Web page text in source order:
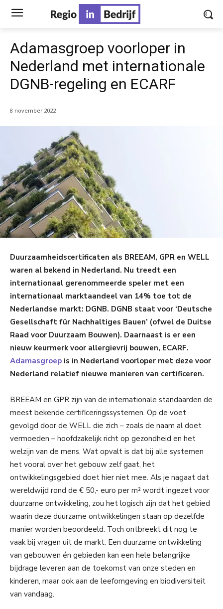
Adamasgroep voorloper in
Nederland met internationale
DGNB-regeling en ECARF
8 november 2022
Duurzaamheidscertificaten als BREEAM, GPR en WELL
waren al bekend in Nederland. Nu treedt een
internationaal gerenommeerde speler met een
internationaal marktaandeel van 14% toe tot de
Nederlandse markt: DGNB. DGNB staat voor ‘Deutsche
Gesellschaft für Nachhaltiges Bauen’ (ofwel de Duitse
Raad voor Duurzaam Bouwen). Daarnaast is er een
nieuw keurmerk voor allergievrij bouwen, ECARF.
Adamasgroep is in Nederland voorloper met deze voor
Nederland relatief nieuwe manieren van certificeren.
BREEAM en GPR zijn van de internationale standaarden de
meest bekende certificeringssystemen. Op de voet
gevolgd door de WELL die zich – zoals de naam al doet
vermoeden – hoofdzakelijk richt op gezondheid en het
welzijn van de mens. Wat opvalt is dat bij alle systemen
het vooral over het gebouw zelf gaat, het
ontwikkelingsgebied doet hier niet mee. Als je nagaat dat
wereldwijd rond de € 50,- euro per m² wordt ingezet voor
duurzame ontwikkeling, zou het logisch zijn dat het gebied
waarin deze duurzame ontwikkelingen staan op dezelfde
manier worden beoordeeld. Toch ontbreekt dit nog te
vaak bij vragen uit de markt. Een duurzame ontwikkeling
van gebouwen én gebieden kan een hele belangrijke
bijdrage leveren aan de toekomst van onze steden en
kinderen, maar ook aan de leefomgeving en biodiversiteit
van vandaag.